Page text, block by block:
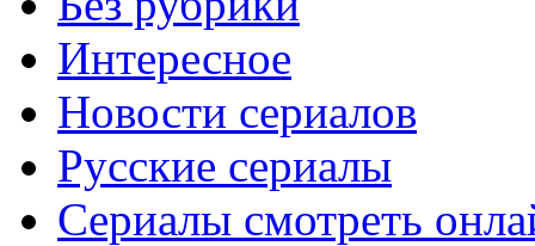
Интересное
Новости сериалов
Русские сериалы
Сериалы смотреть